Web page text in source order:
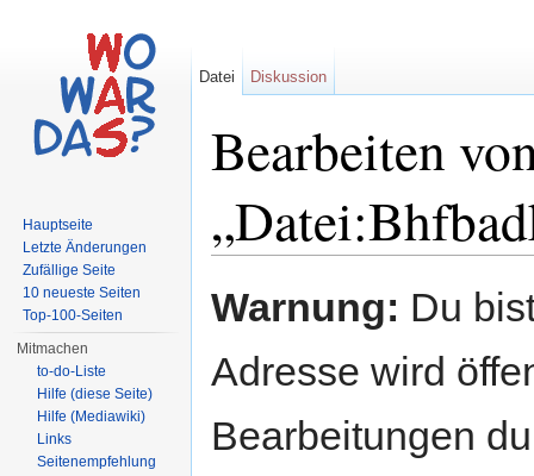
Bearbeiten
Warnung: Du
Adresse wird
Bearbeitungen
Datei Diskussion
Hauptseite
Letzte Änderungen
Zufällige Seite
10 neueste Seiten
Top-100-Seiten
Mitmachen
to-do-Liste
Hilfe (diese Seite)
Hilfe (Mediawiki)
Links
Seitenempfehlung